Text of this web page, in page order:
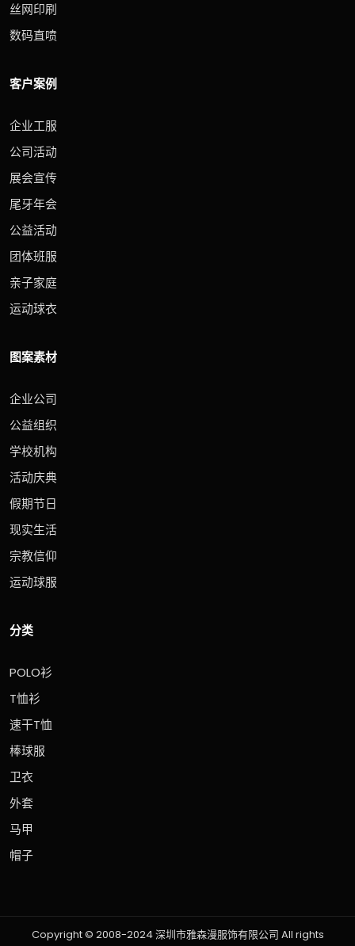
丝网印刷
数码直喷
客户案例
企业工服
公司活动
展会宣传
尾牙年会
公益活动
团体班服
亲子家庭
运动球衣
图案素材
企业公司
公益组织
学校机构
活动庆典
假期节日
现实生活
宗教信仰
运动球服
分类
POLO衫
T恤衫
速干T恤
棒球服
卫衣
外套
马甲
帽子
Copyright © 2008-2024 深圳市雅森漫服饰有限公司 All rights